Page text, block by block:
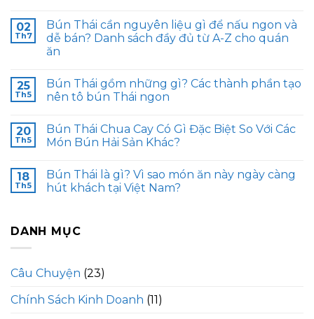
02
Th7
Bún Thái cần nguyên liệu gì để nấu ngon và
dễ bán? Danh sách đầy đủ từ A-Z cho quán
ăn
25
Th5
Bún Thái gồm những gì? Các thành phần tạo
nên tô bún Thái ngon
20
Th5
Bún Thái Chua Cay Có Gì Đặc Biệt So Với Các
Món Bún Hải Sản Khác?
18
Th5
Bún Thái là gì? Vì sao món ăn này ngày càng
hút khách tại Việt Nam?
DANH MỤC
Câu Chuyện (23)
Chính Sách Kinh Doanh (11)